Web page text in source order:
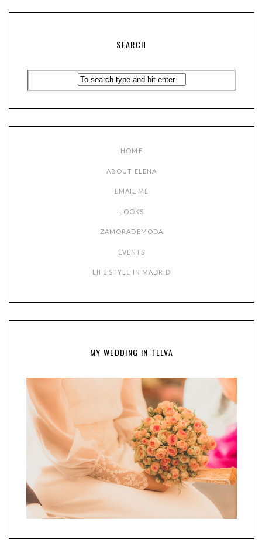
SEARCH
HOME
ABOUT ELENA
EMAIL ME
LOOKS
ZAMORADEMODA
EVENTS
LIFE STYLE IN MADRID
MY WEDDING IN TELVA